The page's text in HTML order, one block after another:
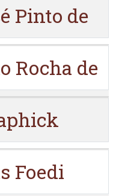
Pinto de
Rocha de
Foedi